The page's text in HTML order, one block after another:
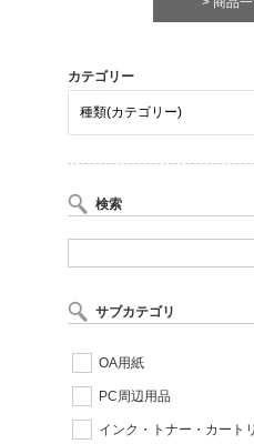
カテゴリー
検索
サブカテゴリ
OA用紙
PC周辺用品
インク・トナー・カート